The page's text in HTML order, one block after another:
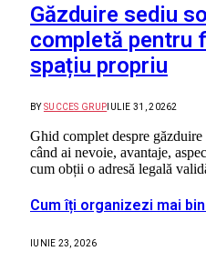
Găzduire sediu
completă pentru
spațiu propriu
BY SUCCES GRUP IULIE 31, 20262
Ghid complet despre găzduire
când ai nevoie, avantaje,
cum obții o adresă legală
Cum îți organizezi mai
IUNIE 23, 2026